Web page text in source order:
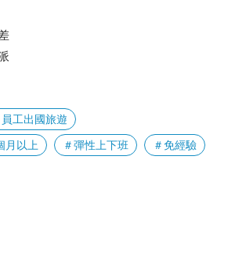
員工出國旅遊
月以上 ＃彈性上下班 ＃免經驗